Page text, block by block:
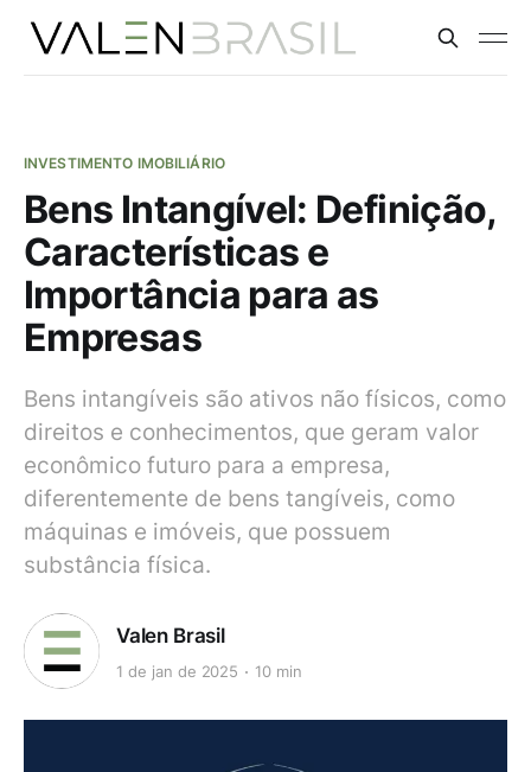
INVESTIMENTO IMOBILIÁRIO
Bens Intangível: Definição,
Características e
Importância para as
Empresas
Bens intangíveis são ativos não físicos, como
direitos e conhecimentos, que geram valor
econômico futuro para a empresa,
diferentemente de bens tangíveis, como
máquinas e imóveis, que possuem
substância física.
Valen Brasil
1 de jan de 2025 10 min